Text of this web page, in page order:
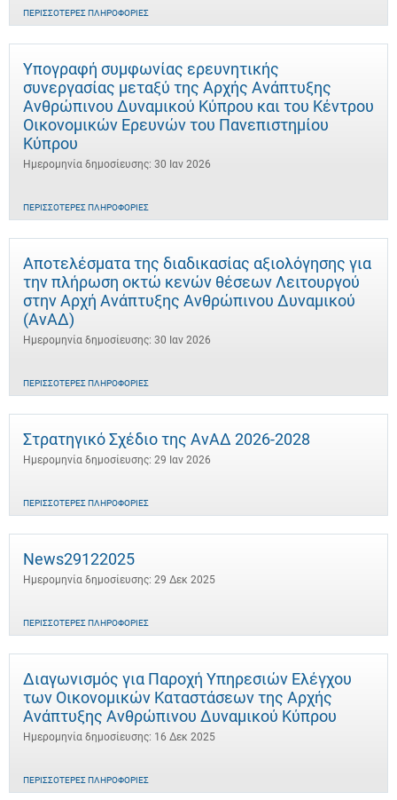
ΠΕΡΙΣΣΌΤΕΡΕΣ ΠΛΗΡΟΦΟΡΊΕΣ
Υπογραφή συμφωνίας ερευνητικής
συνεργασίας μεταξύ της Αρχής Ανάπτυξης
Ανθρώπινου Δυναμικού Κύπρου και του Κέντρου
Οικονομικών Ερευνών του Πανεπιστημίου
Κύπρου
Ημερομηνία δημοσίευσης: 30 Ιαν 2026
ΠΕΡΙΣΣΌΤΕΡΕΣ ΠΛΗΡΟΦΟΡΊΕΣ
Αποτελέσματα της διαδικασίας αξιολόγησης για
την πλήρωση οκτώ κενών θέσεων Λειτουργού
στην Αρχή Ανάπτυξης Ανθρώπινου Δυναμικού
(ΑνΑΔ)
Ημερομηνία δημοσίευσης: 30 Ιαν 2026
ΠΕΡΙΣΣΌΤΕΡΕΣ ΠΛΗΡΟΦΟΡΊΕΣ
Στρατηγικό Σχέδιο της ΑνΑΔ 2026-2028
Ημερομηνία δημοσίευσης: 29 Ιαν 2026
ΠΕΡΙΣΣΌΤΕΡΕΣ ΠΛΗΡΟΦΟΡΊΕΣ
News29122025
Ημερομηνία δημοσίευσης: 29 Δεκ 2025
ΠΕΡΙΣΣΌΤΕΡΕΣ ΠΛΗΡΟΦΟΡΊΕΣ
Διαγωνισμός για Παροχή Υπηρεσιών Ελέγχου
των Οικονομικών Καταστάσεων της Αρχής
Ανάπτυξης Ανθρώπινου Δυναμικού Κύπρου
Ημερομηνία δημοσίευσης: 16 Δεκ 2025
ΠΕΡΙΣΣΌΤΕΡΕΣ ΠΛΗΡΟΦΟΡΊΕΣ